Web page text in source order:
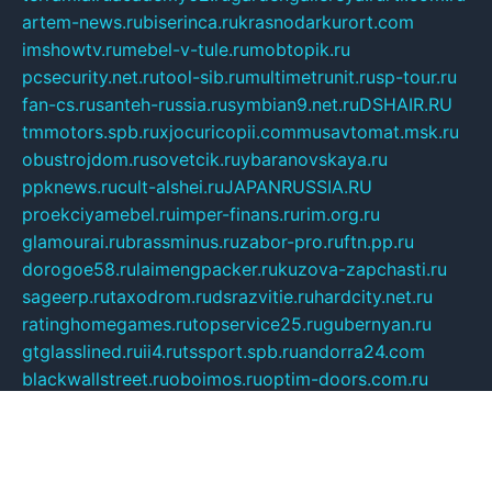
artem-news.rubiserinca.rukrasnodarkurort.com
imshowtv.rumebel-v-tule.rumobtopik.ru
pcsecurity.net.rutool-sib.rumultimetrunit.rusp-tour.ru
fan-cs.rusanteh-russia.rusymbian9.net.ruDSHAIR.RU
tmmotors.spb.ruxjocuricopii.commusavtomat.msk.ru
obustrojdom.rusovetcik.ruybaranovskaya.ru
ppknews.rucult-alshei.ruJAPANRUSSIA.RU
proekciyamebel.ruimper-finans.rurim.org.ru
glamourai.rubrassminus.ruzabor-pro.ruftn.pp.ru
dorogoe58.rulaimengpacker.rukuzova-zapchasti.ru
sageerp.rutaxodrom.rudsrazvitie.ruhardcity.net.ru
ratinghomegames.rutopservice25.rugubernyan.ru
gtglasslined.ruii4.rutssport.spb.ruandorra24.com
blackwallstreet.ruoboimos.ruoptim-doors.com.ru